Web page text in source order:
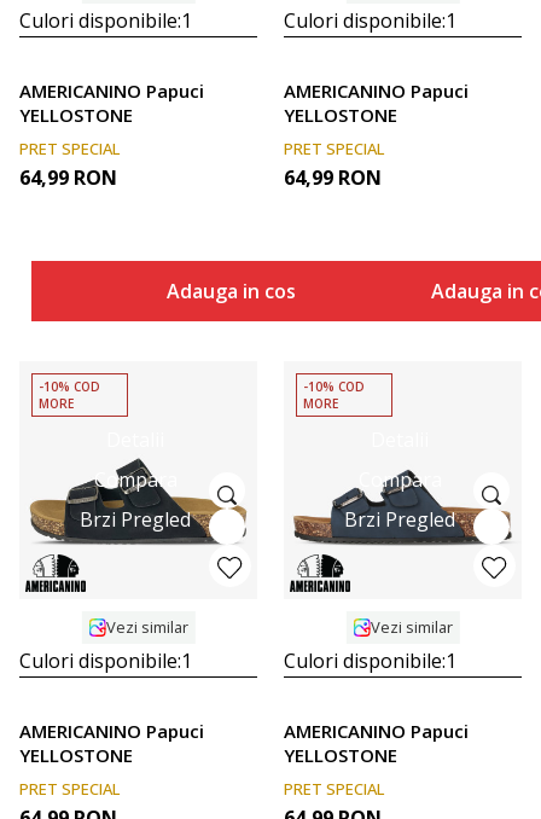
Culori disponibile:1
AMERICANINO Papuci
YELLOSTONE
PRET SPECIAL
64,99 RON
Adauga in cos
Culori disponibile:1
AMERICANINO Papuci
YELLOSTONE
PRET SPECIAL
64,99 RON
Adauga in
Compara
Brzi Pregled
-10% COD
MORE
Vezi similar
Culori disponibile:1
AMERICANINO Papuci
YELLOSTONE
PRET SPECIAL
Compara
Brzi Pregled
-10% COD
MORE
Vezi similar
Culori disponibile:1
AMERICANINO Papuci
YELLOSTONE
PRET SPECIAL